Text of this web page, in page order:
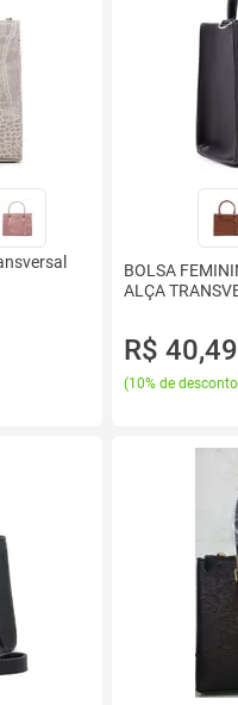
BOLSA
ALÇA
R$ 40,49
(10% de